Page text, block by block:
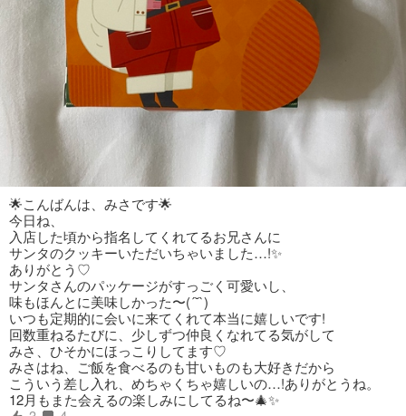
🌟こんばんは、みさです🌟
今日ね、
入店した頃から指名してくれてるお兄さんに
サンタのクッキーいただいちゃいました…!✨
ありがとう♡
サンタさんのパッケージがすっごく可愛いし、
味もほんとに美味しかった〜(´˘`)
いつも定期的に会いに来てくれて本当に嬉しいです!
回数重ねるたびに、少しずつ仲良くなれてる気がして
みさ、ひそかにほっこりしてます♡
みさはね、ご飯を食べるのも甘いものも大好きだから
こういう差し入れ、めちゃくちゃ嬉しいの…!ありがとうね。
12月もまた会えるの楽しみにしてるね〜🎄✨